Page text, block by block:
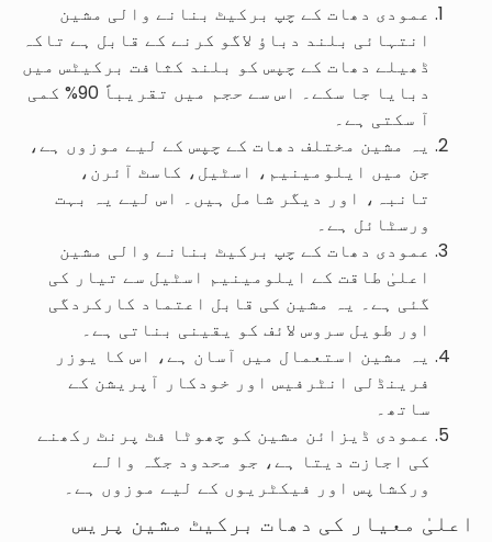
عمودی دھات کے چپ برکیٹ بنانے والی مشین
انتہائی بلند دباؤ لاگو کرنے کے قابل ہے تاکہ
ڈھیلے دھات کے چپس کو بلند کثافت برکیٹس میں
دبایا جا سکے۔ اس سے حجم میں تقریباً 90% کمی
آ سکتی ہے۔
یہ مشین مختلف دھات کے چپس کے لیے موزوں ہے،
جن میں ایلومینیم، اسٹیل، کاسٹ آئرن،
تانبہ، اور دیگر شامل ہیں۔ اس لیے یہ بہت
ورسٹائل ہے۔
عمودی دھات کے چپ برکیٹ بنانے والی مشین
اعلیٰ طاقت کے ایلومینیم اسٹیل سے تیار کی
گئی ہے۔ یہ مشین کی قابل اعتماد کارکردگی
اور طویل سروس لائف کو یقینی بناتی ہے۔
یہ مشین استعمال میں آسان ہے، اس کا یوزر
فرینڈلی انٹرفیس اور خودکار آپریشن کے
ساتھ۔
عمودی ڈیزائن مشین کو چھوٹا فٹ پرنٹ رکھنے
کی اجازت دیتا ہے، جو محدود جگہ والے
ورکشاپس اور فیکٹریوں کے لیے موزوں ہے۔
اعلیٰ معیار کی دھات برکیٹ مشین پریس